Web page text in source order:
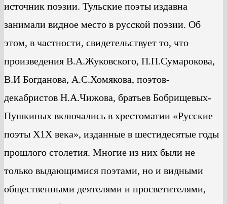
источник поэзии. Тульские поэты издавна
занимали видное место в русской поэзии. Об
этом, в частности, свидетельствует то, что
произведения В.А.Жуковского, П.П.Сумарокова,
В.И Богданова, А.С.Хомякова, поэтов-
декабристов Н.А.Чижова, братьев Бобрищевых-
Пушкиных включались в хрестоматии «Русские
поэты Х1Х века», изданные в шестидесятые годы
прошлого столетия. Многие из них были не
только выдающимися поэтами, но и видными
общественными деятелями и просветителями,